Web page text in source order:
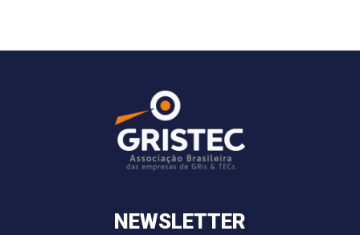
NEWSLETTER